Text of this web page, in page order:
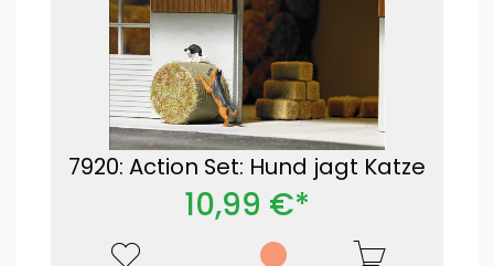
7920: Action Set: Hund jagt Katze
10,99 €*